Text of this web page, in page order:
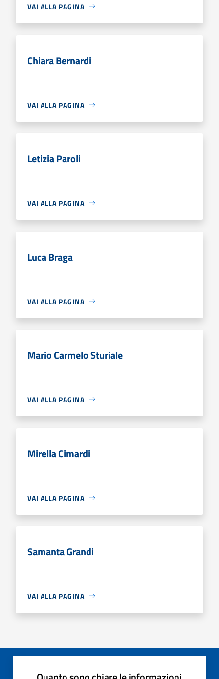
VAI ALLA PAGINA
Chiara Bernardi
VAI ALLA PAGINA
Letizia Paroli
VAI ALLA PAGINA
Luca Braga
VAI ALLA PAGINA
Mario Carmelo Sturiale
VAI ALLA PAGINA
Mirella Cimardi
VAI ALLA PAGINA
Samanta Grandi
VAI ALLA PAGINA